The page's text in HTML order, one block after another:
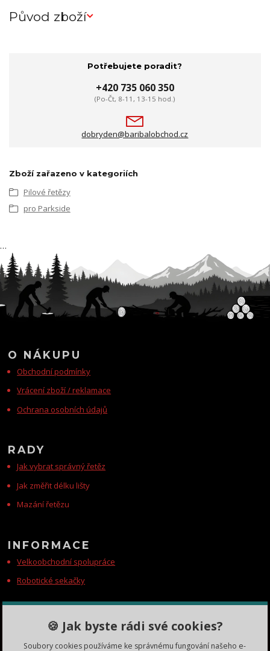
Původ zboží
Potřebujete poradit?
+420 735 060 350
(Po-Čt, 8-11, 13-15 hod.)
dobryden@baribalobchod.cz
Zboží zařazeno v kategoriích
Pilové řetězy
pro Parkside
O NÁKUPU
Obchodní podmínky
Vrácení zboží / reklamace
Ochrana osobních údajů
RADY
Jak vybrat správný řetěz
Jak změřit délku lišty
Mazání řetězu
INFORMACE
Velkoobchodní spolupráce
Robotické sekačky
KONTAKTY
Zákaznická podpora
+420 735 060 350
…
🍪 Jak byste rádi své cookies?
Soubory cookies používáme ke správnému fungování našeho e-